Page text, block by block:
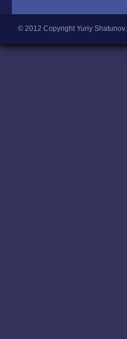
© 2012 Copyright Yuriy Shatunov.